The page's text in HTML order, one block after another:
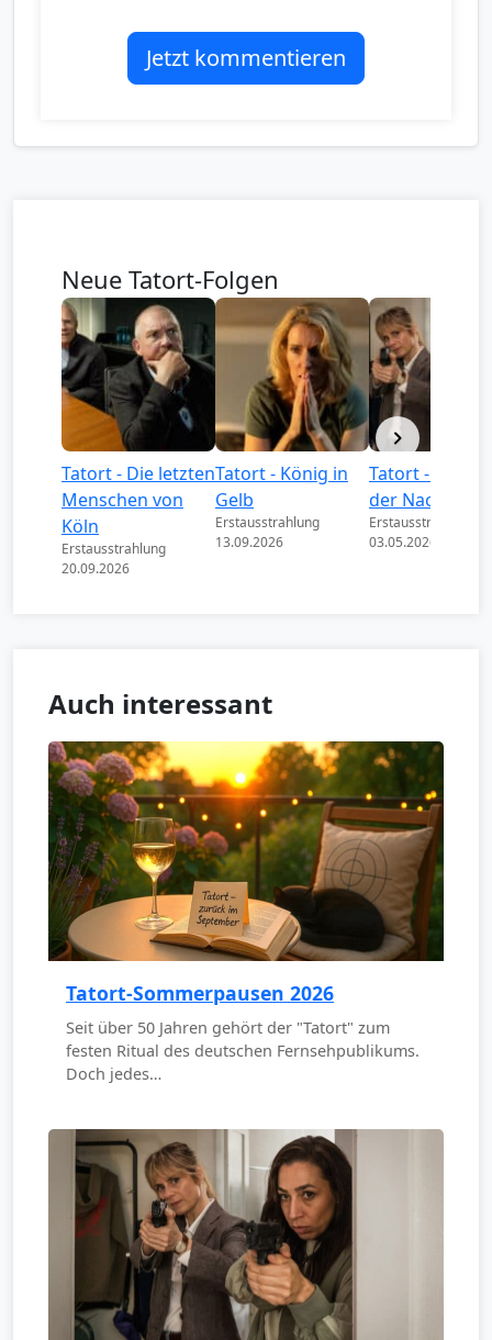
Jetzt kommentieren
Neue Tatort-Folgen
Tatort - Die letzten
Menschen von
Köln
Erstausstrahlung
20.09.2026
Tatort - König in
Gelb
Erstausstrahlung
13.09.2026
Tatort - Könige
der Nacht
Erstausstrahlung
03.05.2026
Auch interessant
Tatort-Sommerpausen 2026
Seit über 50 Jahren gehört der "Tatort" zum
festen Ritual des deutschen Fernsehpublikums.
Doch jedes…